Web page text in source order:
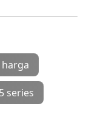
harga
series